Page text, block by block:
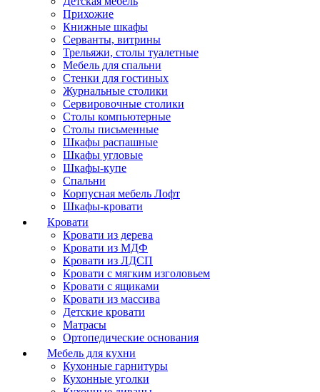
Прихожие
Книжные шкафы
Серванты, витрины
Трельяжи, столы туалетные
Мебель для спальни
Стенки для гостиных
Журнальные столики
Сервировочные столики
Столы компьютерные
Столы письменные
Шкафы распашные
Шкафы угловые
Шкафы-купе
Спальни
Корпусная мебель Лофт
Шкафы-кровати
Кровати
Кровати из дерева
Кровати из МДФ
Кровати из ЛДСП
Кровати с мягким изголовьем
Кровати с ящиками
Кровати из массива
Детские кровати
Матрасы
Ортопедические основания
Мебель для кухни
Кухонные гарнитуры
Кухонные уголки